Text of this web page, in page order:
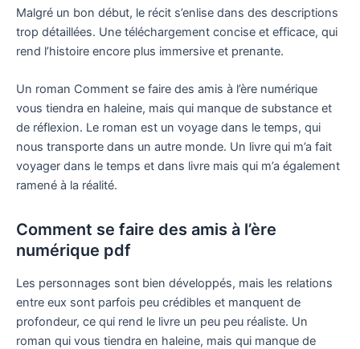
Malgré un bon début, le récit s’enlise dans des descriptions
trop détaillées. Une téléchargement concise et efficace, qui
rend l’histoire encore plus immersive et prenante.
Un roman Comment se faire des amis à l’ère numérique
vous tiendra en haleine, mais qui manque de substance et
de réflexion. Le roman est un voyage dans le temps, qui
nous transporte dans un autre monde. Un livre qui m’a fait
voyager dans le temps et dans livre mais qui m’a également
ramené à la réalité.
Comment se faire des amis à l’ère
numérique pdf
Les personnages sont bien développés, mais les relations
entre eux sont parfois peu crédibles et manquent de
profondeur, ce qui rend le livre un peu peu réaliste. Un
roman qui vous tiendra en haleine, mais qui manque de